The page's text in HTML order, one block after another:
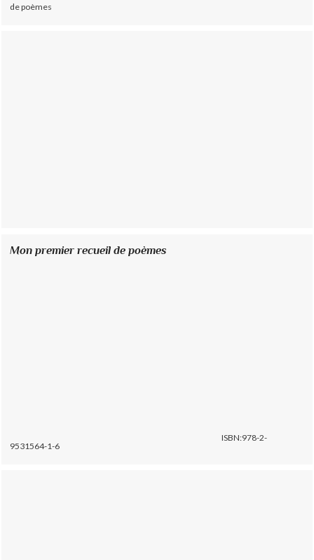
de poèmes
Mon premier recueil de poèmes
ISBN:978-2-
9531564-1-6